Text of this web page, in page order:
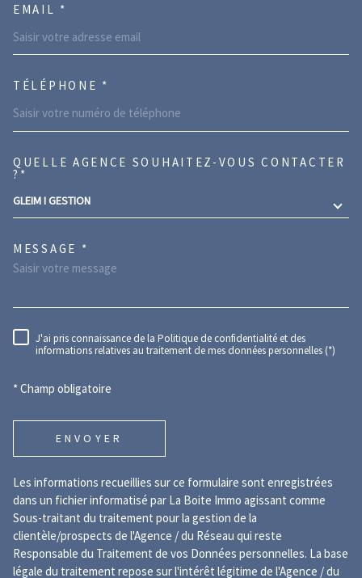
EMAIL *
TÉLÉPHONE *
TRAD_MELTEM_VOREDEMANDE
QUELLE AGENCE SOUHAITEZ-VOUS CONTACTER
?*
GLEIM I GESTION
MESSAGE *
RÈGLEMENTATION
J'ai pris connaissance de la Politique de confidentialité et des
informations relatives au traitement de mes données personnelles (*)
* Champ obligatoire
ENVOYER
Les informations recueillies sur ce formulaire sont enregistrées
dans un fichier informatisé par La Boite Immo agissant comme
Sous-traitant du traitement pour la gestion de la
clientèle/prospects de l'Agence / du Réseau qui reste
Responsable du Traitement de vos Données personnelles. La base
légale du traitement repose sur l'intérêt légitime de l'Agence / du